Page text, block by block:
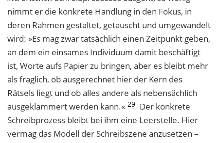
nimmt er die konkrete Handlung in den Fokus, in
deren Rahmen gestaltet, getauscht und umgewandelt
wird: »Es mag zwar tatsächlich einen Zeitpunkt geben,
an dem ein einsames Individuum damit beschäftigt
ist, Worte aufs Papier zu bringen, aber es bleibt mehr
als fraglich, ob ausgerechnet hier der Kern des
Rätsels liegt und ob alles andere als nebensächlich
ausgeklammert werden kann.« 29 Der konkrete
Schreibprozess bleibt bei ihm eine Leerstelle. Hier
vermag das Modell der Schreibszene anzusetzen –